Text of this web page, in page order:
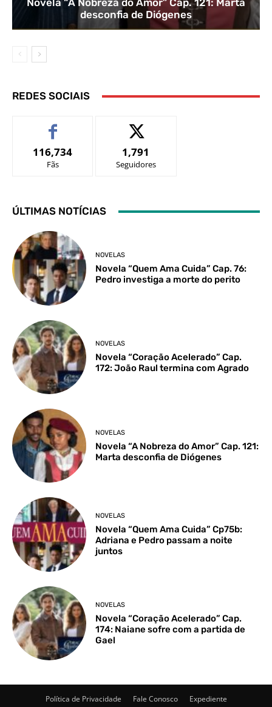
Novela “A Nobreza do Amor” Cap. 121: Marta
desconfia de Diógenes
REDES SOCIAIS
116,734
Fãs
1,791
Seguidores
ÚLTIMAS NOTÍCIAS
NOVELAS
Novela “Quem Ama Cuida” Cap. 76:
Pedro investiga a morte do perito
NOVELAS
Novela “Coração Acelerado” Cap.
172: João Raul termina com Agrado
NOVELAS
Novela “A Nobreza do Amor” Cap. 121:
Marta desconfia de Diógenes
NOVELAS
Novela “Quem Ama Cuida” Cp75b:
Adriana e Pedro passam a noite
juntos
NOVELAS
Novela “Coração Acelerado” Cap.
174: Naiane sofre com a partida de
Gael
Política de Privacidade Fale Conosco Expediente